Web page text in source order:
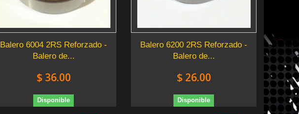
Balero 6004 2RS Reforzado -
Balero de...
$ 36.00
Disponible
Balero 6200 2RS Reforzado -
Balero de...
$ 26.00
Disponible